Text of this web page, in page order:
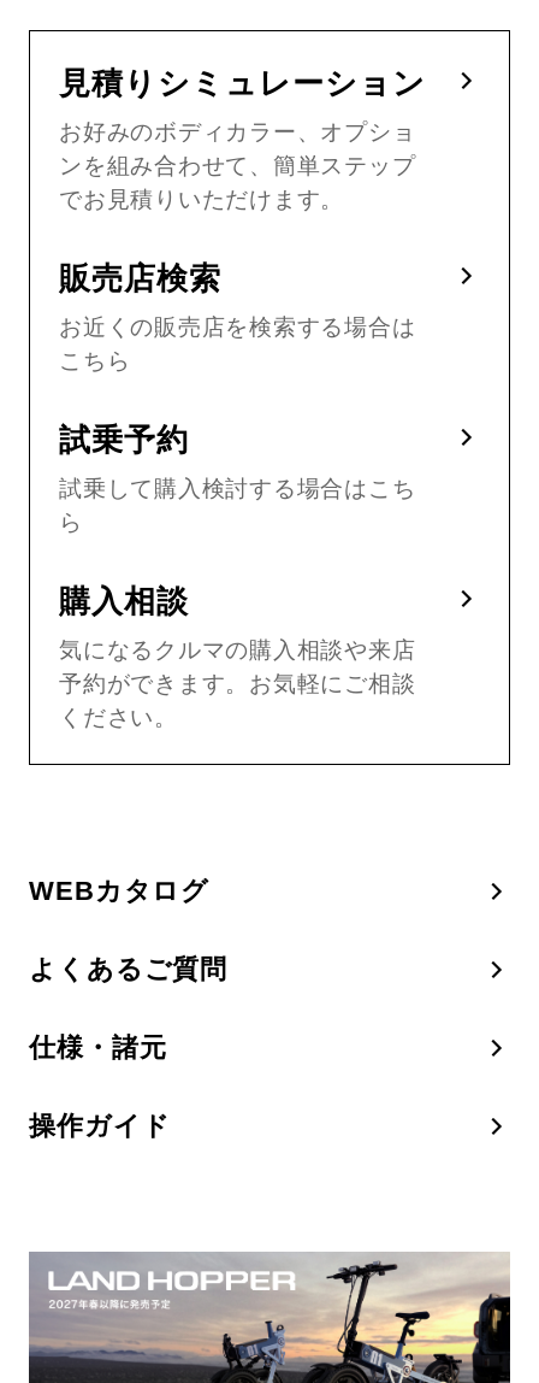
見積りシミュレーション
お好みのボディカラー、オプショ
ンを組み合わせて、簡単ステップ
でお見積りいただけます。
販売店検索
お近くの販売店を検索する場合は
こちら
試乗予約
試乗して購入検討する場合はこち
ら
購入相談
気になるクルマの購入相談や来店
予約ができます。お気軽にご相談
ください。
WEBカタログ
よくあるご質問
仕様・諸元
操作ガイド